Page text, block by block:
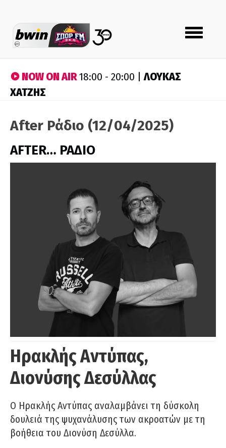
Toggle
navigation
NOW ON AIR18:00 - 20:00 |ΛΟΥΚΑΣ
ΧΑΤΖΗΣ
After Ράδιο (12/04/2025)
AFTER… ΡΑΔΙΟ
Ηρακλής Αντύπας,
Διονύσης Δεσύλλας
Ο Ηρακλής Αντύπας αναλαμβάνει τη δύσκολη
δουλειά της ψυχανάλυσης των ακροατών με τη
βοήθεια του Διονύση Δεσύλλα.